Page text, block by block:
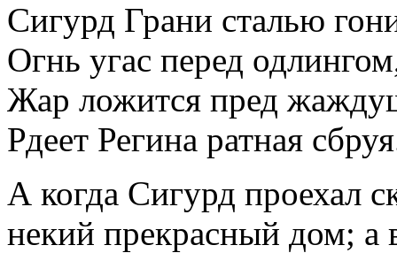
Сигурд Грани сталью
Огнь угас перед
Жар ложится пред
Рдеет Регина ратная
А когда Сигурд проехал
некий прекрасный дом;